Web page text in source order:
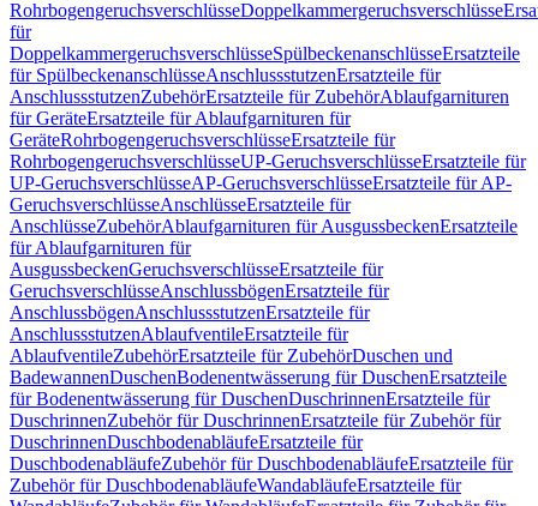
RohrbogengeruchsverschlüsseDoppelkammergeruchsverschlüsse
für
DoppelkammergeruchsverschlüsseSpülbeckenanschlüsseErsatzteile
für SpülbeckenanschlüsseAnschlussstutzenErsatzteile für
AnschlussstutzenZubehörErsatzteile für ZubehörAblaufgarnituren
für GeräteErsatzteile für Ablaufgarnituren für
GeräteRohrbogengeruchsverschlüsseErsatzteile für
RohrbogengeruchsverschlüsseUP-GeruchsverschlüsseErsatzteile für
UP-GeruchsverschlüsseAP-GeruchsverschlüsseErsatzteile für AP-
GeruchsverschlüsseAnschlüsseErsatzteile für
AnschlüsseZubehörAblaufgarnituren für AusgussbeckenErsatzteile
für Ablaufgarnituren für
AusgussbeckenGeruchsverschlüsseErsatzteile für
GeruchsverschlüsseAnschlussbögenErsatzteile für
AnschlussbögenAnschlussstutzenErsatzteile für
AnschlussstutzenAblaufventileErsatzteile für
AblaufventileZubehörErsatzteile für ZubehörDuschen und
BadewannenDuschenBodenentwässerung für DuschenErsatzteile
für Bodenentwässerung für DuschenDuschrinnenErsatzteile für
DuschrinnenZubehör für DuschrinnenErsatzteile für Zubehör für
DuschrinnenDuschbodenabläufeErsatzteile für
DuschbodenabläufeZubehör für DuschbodenabläufeErsatzteile für
Zubehör für DuschbodenabläufeWandabläufeErsatzteile für